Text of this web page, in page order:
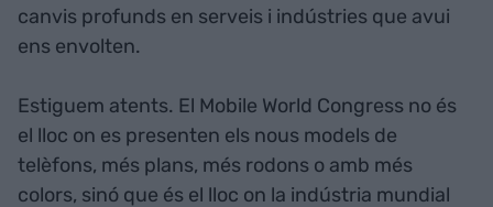
canvis profunds en serveis i indústries que avui
ens envolten.
Estiguem atents. El Mobile World Congress no és
el lloc on es presenten els nous models de
telèfons, més plans, més rodons o amb més
colors, sinó que és el lloc on la indústria mundial